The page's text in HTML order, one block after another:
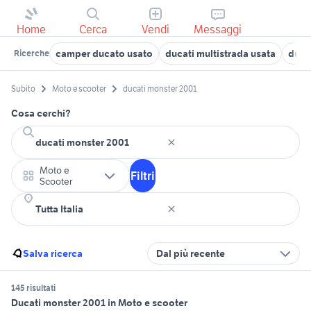
Home Cerca Vendi Messaggi
Ricerche camper ducato usato ducati multistrada usata
Subito Moto e scooter ducati monster 2001
Cosa cerchi?
Moto e
Scooter
Filtri
Salva ricerca Dal più recente
145 risultati
Ducati monster 2001 in Moto e scooter